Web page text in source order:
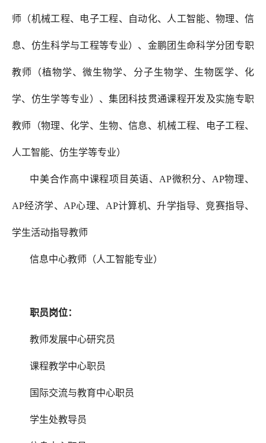
师（机械工程、电子工程、自动化、人工智能、物理、信
息、仿生科学与工程等专业）、金鹏团生命科学分团专职
教师（植物学、微生物学、分子生物学、生物医学、化
学、仿生学等专业）、集团科技贯通课程开发及实施专职
教师（物理、化学、生物、信息、机械工程、电子工程、
人工智能、仿生学等专业）
中美合作高中课程项目英语、AP微积分、AP物理、
AP经济学、AP心理、AP计算机、升学指导、竞赛指导、
学生活动指导教师
信息中心教师（人工智能专业）
职员岗位：
教师发展中心研究员
课程教学中心职员
国际交流与教育中心职员
学生处教导员